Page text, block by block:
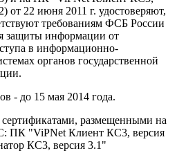
22 июня 2011 г. удостоверяют,
требованиям ФСБ России
защиты информации от
в информационно-
органов государственной
- до 15 мая 2014 года.
размещенными на
ПК "ViPNet Клиент КС3, версия
КС3, версия 3.1"